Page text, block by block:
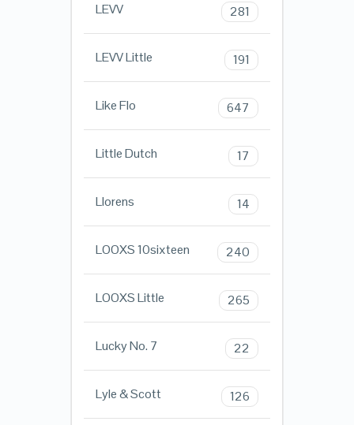
LEVV 281
LEVV Little 191
Like Flo 647
Little Dutch 17
Llorens 14
LOOXS 10sixteen 240
LOOXS Little 265
Lucky No. 7 22
Lyle & Scott 126